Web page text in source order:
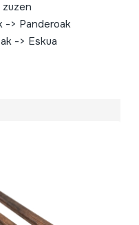
-> Panderoak
-> Eskua